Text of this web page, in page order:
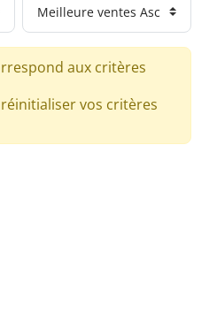
aux critères
vos critères